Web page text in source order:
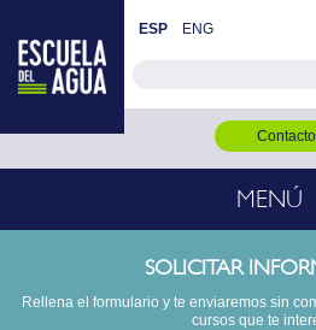
ESP ENG
Contacto
MENÚ
SOLICITAR
Rellena el formulario y te enviaremos sin
cursos que te